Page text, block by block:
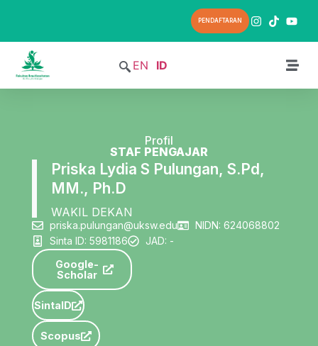
PENDAFTARAN
EN ID
Profil
STAF PENGAJAR
Priska Lydia S Pulungan, S.Pd,
MM., Ph.D
WAKIL DEKAN
priska.pulungan@uksw.edu
NIDN: 624068802
Sinta ID: 5981186
JAD: -
Google-
Scholar
SintaID
Scopus